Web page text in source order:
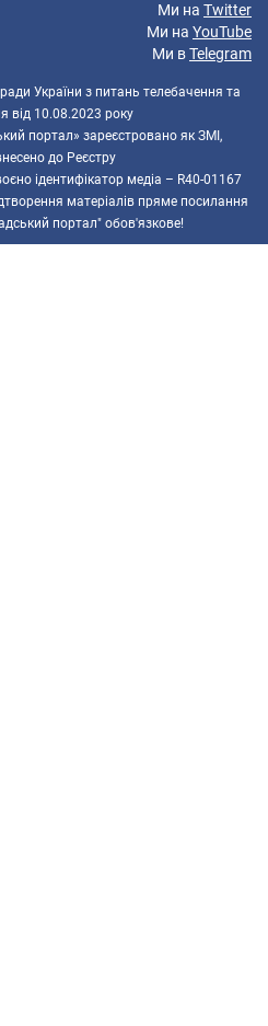
Ми на Twitter
Ми на YouTube
Ми вTelegram
України з питань телебачення та
від 10.08.2023 року
портал» зареєстровано як ЗМІ,
до Реєстру
ідентифікатор медіа – R40-01167
матеріалів пряме посилання
портал" обов'язкове!